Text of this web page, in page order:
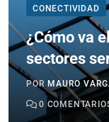
CONECTIVIDAD
¿Cómo va
sectores
PORMAURO
0